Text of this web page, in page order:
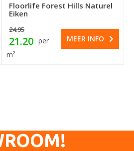
Floorlife Forest Hills Naturel
Eiken
24.95
21.20 per
m²
MEER INFO